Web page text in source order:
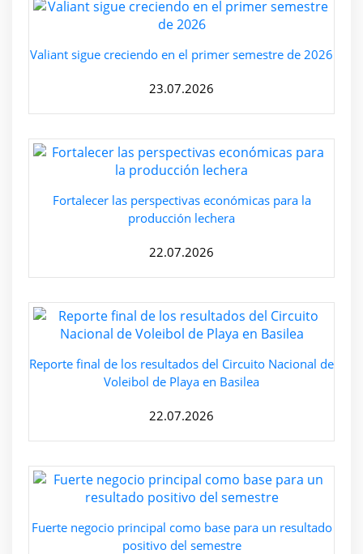
Valiant sigue creciendo en el primer semestre de 2026
23.07.2026
Fortalecer las perspectivas económicas para la
producción lechera
22.07.2026
Reporte final de los resultados del Circuito Nacional de
Voleibol de Playa en Basilea
22.07.2026
Fuerte negocio principal como base para un resultado
positivo del semestre